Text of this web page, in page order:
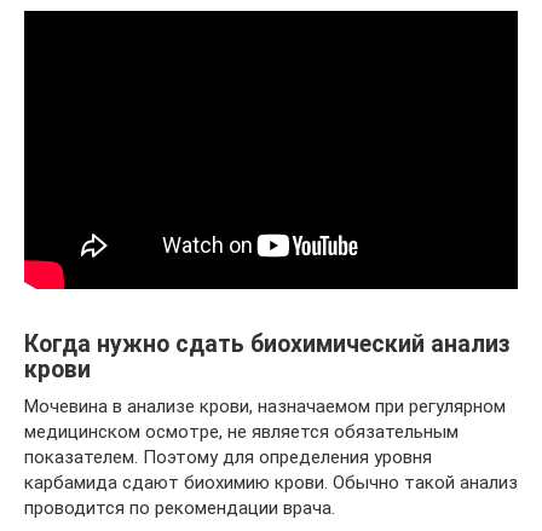
Когда нужно сдать биохимический анализ
крови
Мочевина в анализе крови, назначаемом при регулярном
медицинском осмотре, не является обязательным
показателем. Поэтому для определения уровня
карбамида сдают биохимию крови. Обычно такой анализ
проводится по рекомендации врача.